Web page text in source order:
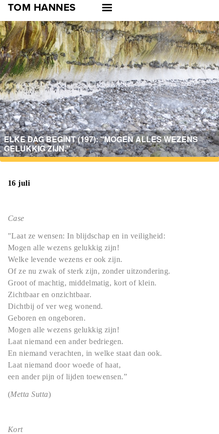
Skip
main
navigation
TOM HANNES
ELKE DAG BEGINT (197): "MOGEN ALLES WEZENS
GELUKKIG ZIJN."
16 juli
Case
"Laat ze wensen: In blijdschap en in veiligheid:
Mogen alle wezens gelukkig zijn!
Welke levende wezens er ook zijn.
Of ze nu zwak of sterk zijn, zonder uitzondering.
Groot of machtig, middelmatig, kort of klein.
Zichtbaar en onzichtbaar.
Dichtbij of ver weg wonend.
Geboren en ongeboren.
Mogen alle wezens gelukkig zijn!
Laat niemand een ander bedriegen.
En niemand verachten, in welke staat dan ook.
Laat niemand door woede of haat,
een ander pijn of lijden toewensen.”
(Metta Sutta)
Kort